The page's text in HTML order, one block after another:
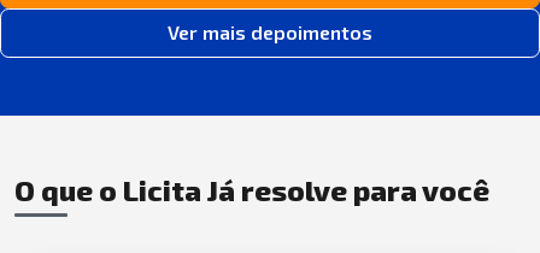
Ver mais depoimentos
O que o Licita Já resolve para você